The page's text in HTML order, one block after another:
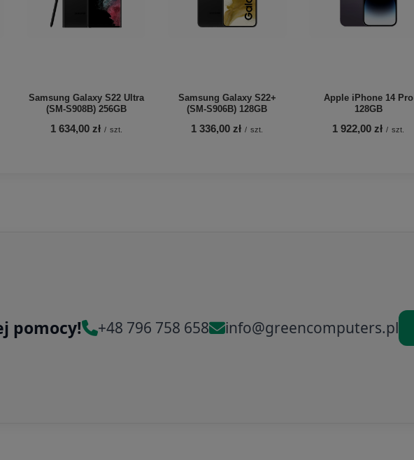
Samsung Galaxy S22 Ultra
(SM-S908B) 256GB
1 634,00 zł / szt.
Samsung Galaxy S22+
(SM-S906B) 128GB
1 336,00 zł / szt.
Apple iPhone 14 Pro
128GB
1 922,00 zł / szt.
pomocy! +48 796 758 658 info@greencomputers.pl